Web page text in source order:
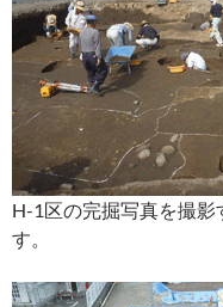
H-1区の完掘写真を撮影
す。